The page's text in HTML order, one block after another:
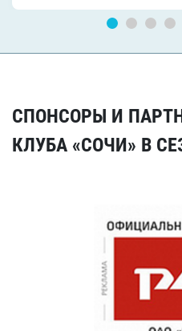
СПОНСОРЫ И
КЛУБА «СОЧИ» В